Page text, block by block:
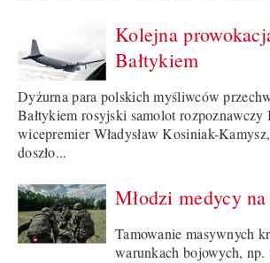
Kolejna
Bałtykiem
Dyżurna para polskich myśliwców
Bałtykiem rosyjski samolot rozpoznawczy
wicepremier Władysław Kosiniak-
doszło...
Młodzi medycy
Tamowanie masywnych
warunkach bojowych, np.